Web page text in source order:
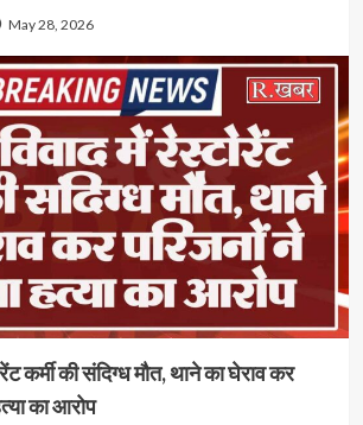
May 28, 2026
कर्मी की संदिग्ध मौत, थाने का घेराव कर
का आरोप